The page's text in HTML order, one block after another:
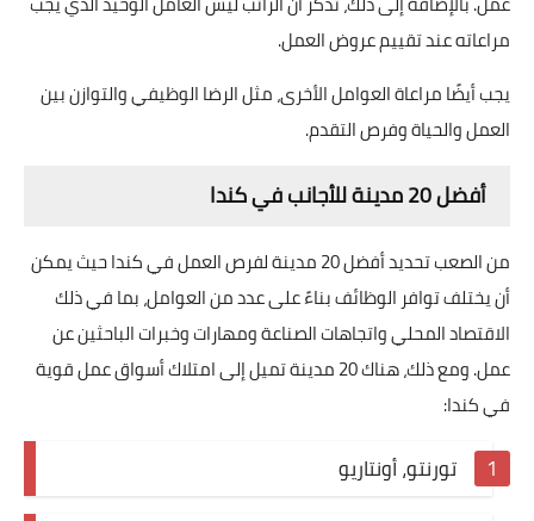
مراعاته عند تقييم عروض العمل.
يجب أيضًا مراعاة العوامل الأخرى، مثل الرضا الوظيفي والتوازن بين
العمل والحياة وفرص التقدم.
أفضل 20 مدينة للأجانب في كندا
من الصعب تحديد أفضل 20 مدينة لفرص العمل في كندا حيث يمكن
أن يختلف توافر الوظائف بناءً على عدد من العوامل، بما في ذلك
الاقتصاد المحلي واتجاهات الصناعة ومهارات وخبرات الباحثين عن
عمل. ومع ذلك، هناك 20 مدينة تميل إلى امتلاك أسواق عمل قوية
في كندا:
تورنتو، أونتاريو